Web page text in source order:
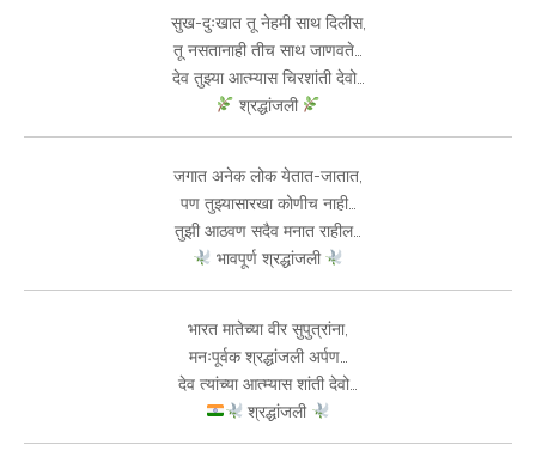
सुख-दुःखात तू नेहमी साथ दिलीस,
तू नसतानाही तीच साथ जाणवते…
देव तुझ्या आत्म्यास चिरशांती देवो…
श्रद्धांजली
जगात अनेक लोक येतात-जातात,
पण तुझ्यासारखा कोणीच नाही…
तुझी आठवण सदैव मनात राहील…
भावपूर्ण श्रद्धांजली
भारत मातेच्या वीर सुपुत्रांना,
मनःपूर्वक श्रद्धांजली अर्पण…
देव त्यांच्या आत्म्यास शांती देवो…
श्रद्धांजली